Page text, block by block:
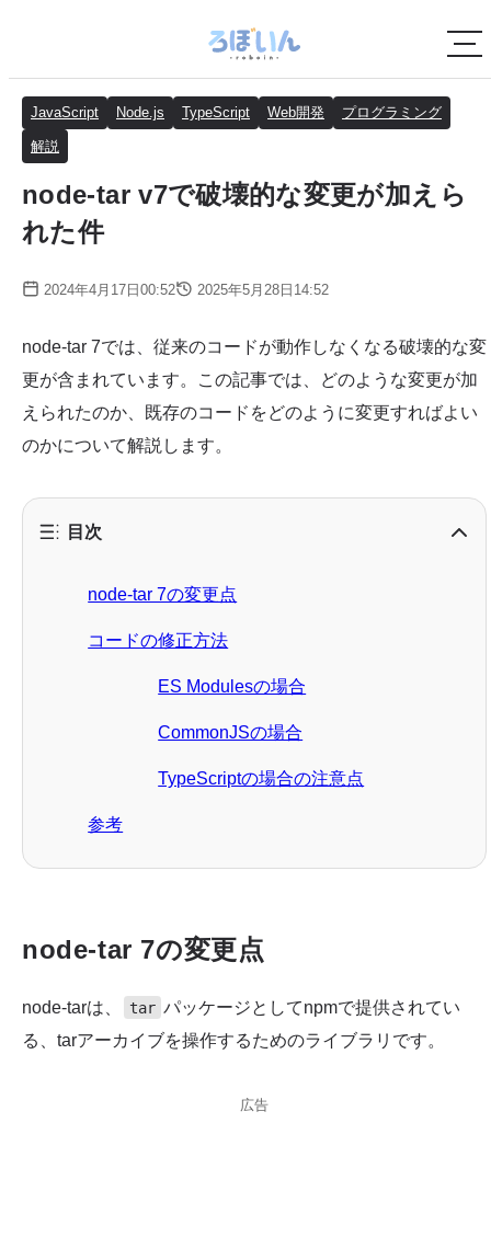
JavaScript Node.js TypeScript Web開発 プログラミング
解説
node-tar v7で破壊的な変更が加えら
れた件
2024年4月17日00:52 2025年5月28日14:52
node-tar 7では、従来のコードが動作しなくなる破壊的な変
更が含まれています。この記事では、どのような変更が加
えられたのか、既存のコードをどのように変更すればよい
のかについて解説します。
目次
node-tar 7の変更点
コードの修正方法
ES Modulesの場合
CommonJSの場合
TypeScriptの場合の注意点
参考
node-tar 7の変更点
node-tarは、 tar パッケージとしてnpmで提供されてい
る、tarアーカイブを操作するためのライブラリです。
広告